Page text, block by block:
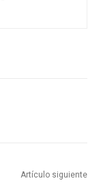
Artículo siguiente